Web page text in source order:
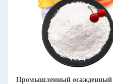
Промышленный осажденный